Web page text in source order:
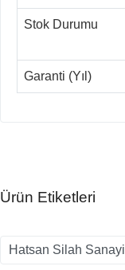
Stok Durumu
Garanti (Yıl)
Ürün Etiketleri
Hatsan Silah Sanayi